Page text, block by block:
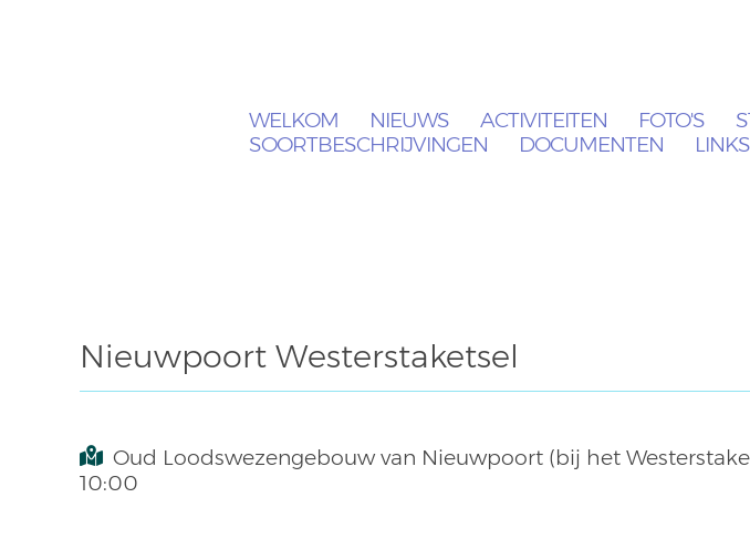
WELKOM NIEUWS ACTIVITEITEN FOTO'S
SOORTBESCHRIJVINGEN
DOCUMENTEN LINKS
Nieuwpoort Westerstaketsel
Oud Loodswezengebouw van Nieuwpoort (bij het
10:00